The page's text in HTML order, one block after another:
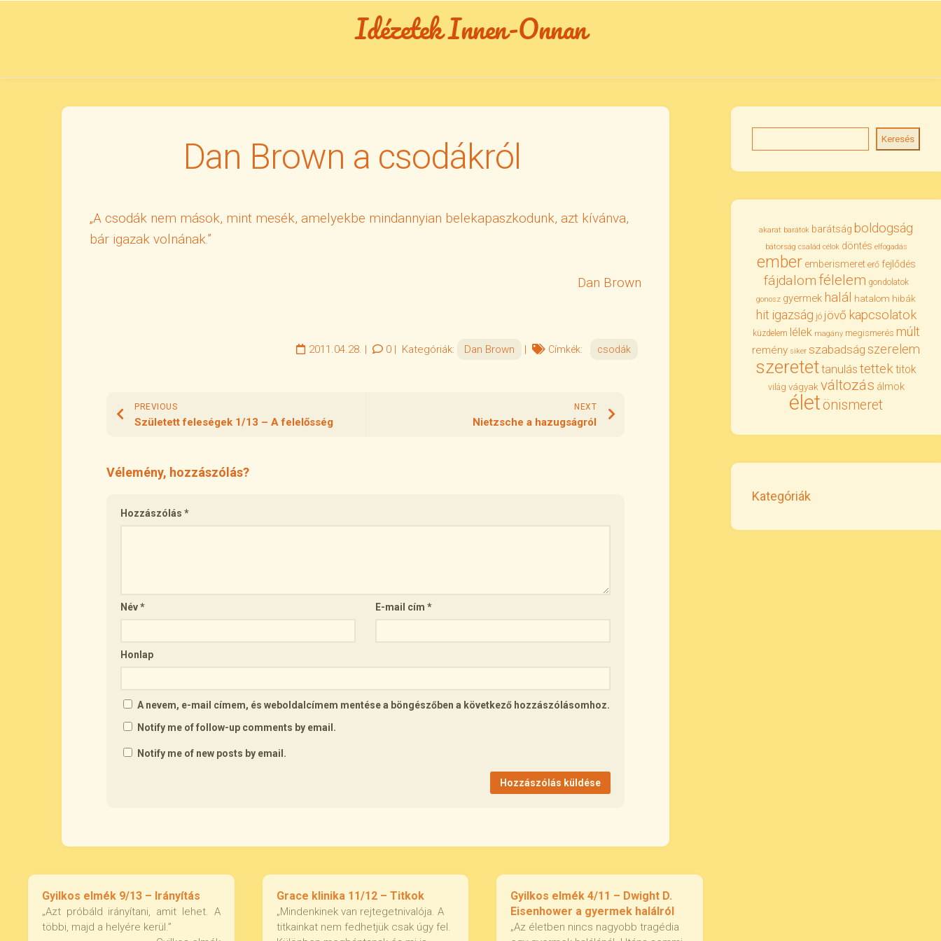
Idézetek Innen-Onnan
Dan Brown a csodákról
„A csodák nem mások, mint mesék, amelyekbe mindannyian belekapaszkodunk, azt kívánva,
bár igazak volnának.”
Dan Brown
2011.04.28. | 0| Kategóriák: Dan Brown | Címkék: csodák
NEXT
Nietzsche a hazugságról
PREVIOUS
Született feleségek 1/13 – A felelősség
Vélemény, hozzászólás?
Hozzászólás *
Név* E-mail cím *
Honlap
A nevem, e-mail címem, és weboldalcímem mentése a böngészőben a következő hozzászólásomhoz.
Notify me of follow-up comments by email.
Notify me of new posts by email.
Gyilkos elmék 9/13 – Irányítás
„Azt próbáld irányítani, amit lehet. A
többi, majd a helyére kerül.”
Grace klinika 11/12 – Titkok
„Mindenkinek van rejtegetnivalója. A
titkainkat nem fedhetjük csak úgy fel.
Gyilkos elmék 4/11 – Dwight D.
Eisenhower a gyermek halálról
„Az életben nincs nagyobb tragédia
Keresés
akarat barátok barátság boldogság
bátorság család célok döntés elfogadás
ember emberismeret erő fejlődés
fájdalom félelem gondolatok
gonosz gyermek halál hatalom hibák
hit igazság jó jövő kapcsolatok
küzdelem lélek magány megismerés múlt
remény siker szabadság szerelem
szeretettanulás tettektitok
világ vágyak változás álmok
életönismeret
Kategóriák